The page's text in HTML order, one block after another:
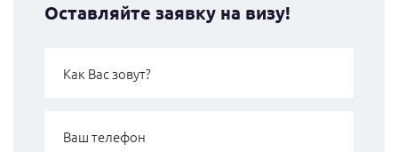
Оставляйте заявку на визу!